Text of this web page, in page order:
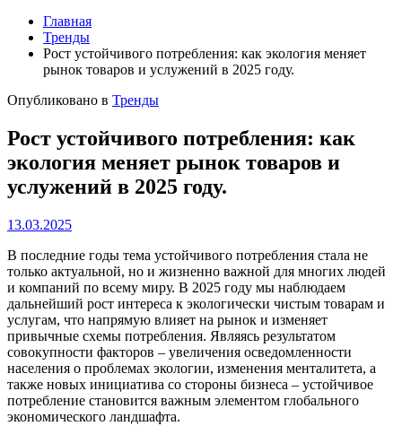
Главная
Тренды
Рост устойчивого потребления: как экология меняет
рынок товаров и услужений в 2025 году.
Опубликовано в Тренды
Рост устойчивого потребления: как
экология меняет рынок товаров и
услужений в 2025 году.
13.03.2025
В последние годы тема устойчивого потребления стала не
только актуальной, но и жизненно важной для многих людей
и компаний по всему миру. В 2025 году мы наблюдаем
дальнейший рост интереса к экологически чистым товарам и
услугам, что напрямую влияет на рынок и изменяет
привычные схемы потребления. Являясь результатом
совокупности факторов – увеличения осведомленности
населения о проблемах экологии, изменения менталитета, а
также новых инициатива со стороны бизнеса – устойчивое
потребление становится важным элементом глобального
экономического ландшафта.